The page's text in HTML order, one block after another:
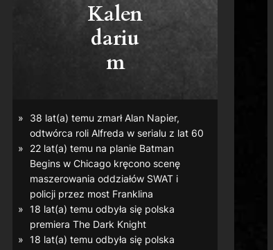
Kalen
dariu
m
38 lat(a) temu zmarł Alan Napier,
odtwórca roli Alfreda w serialu z lat 60
22 lat(a) temu na planie Batman
Begins w Chicago kręcono scenę
maszerowania oddziałów SWAT i
policji przez most Franklina
18 lat(a) temu odbyła się polska
premieraThe Dark Knight
18 lat(a) temu odbyła się polska